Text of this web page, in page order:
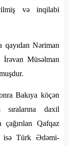
və inqilabi
Nəriman
Müsəlman
Bakıya köçən
sıralarına daxil
Qafqaz
isə Türk Ədəmi-